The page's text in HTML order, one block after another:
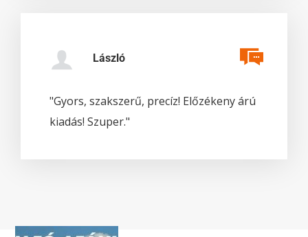
László
"Gyors, szakszerű, precíz! Előzékeny árú
kiadás! Szuper."